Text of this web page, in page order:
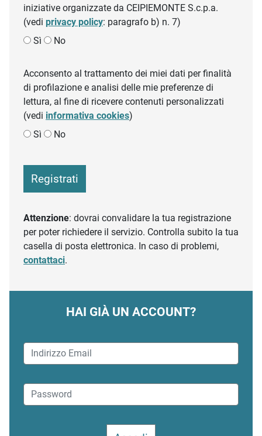
iniziative organizzate da CEIPIEMONTE S.c.p.a.
(vedi privacy policy: paragrafo b) n. 7)
Sì
No
Acconsento al trattamento dei miei dati per finalità
di profilazione e analisi delle mie preferenze di
lettura, al fine di ricevere contenuti personalizzati
(vedi informativa cookies)
Sì
No
Registrati
Attenzione: dovrai convalidare la tua registrazione
per poter richiedere il servizio. Controlla subito la tua
casella di posta elettronica. In caso di problemi,
contattaci.
HAI GIÀ UN ACCOUNT?